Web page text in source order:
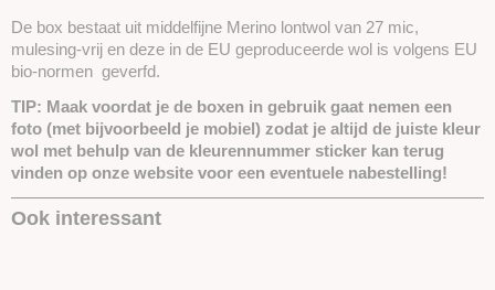
De box bestaat uit middelfijne Merino lontwol van 27 mic,
mulesing-vrij en deze in de EU geproduceerde wol is volgens EU
bio-normen geverfd.
TIP: Maak voordat je de boxen in gebruik gaat nemen een
foto (met bijvoorbeeld je mobiel) zodat je altijd de juiste kleur
wol met behulp van de kleurennummer sticker kan terug
vinden op onze website voor een eventuele nabestelling!
Ook interessant